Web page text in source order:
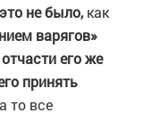
это не было,как
варягов»
его же
принять
то все